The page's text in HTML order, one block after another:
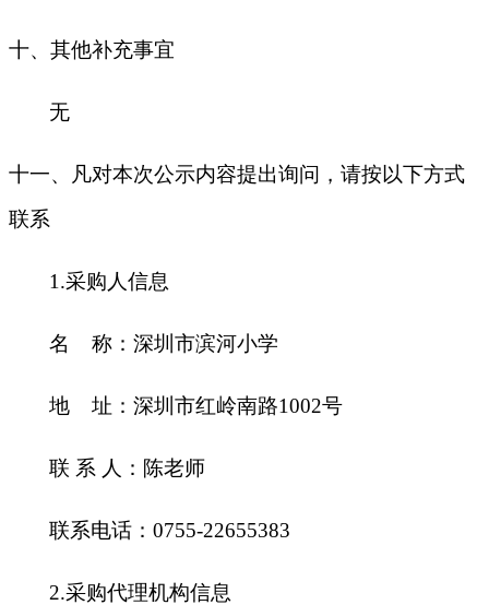
十、其他补充事宜
无
十一、凡对本次公示内容提出询问，请按以下方式
联系
1.采购人信息
名 称：深圳市滨河小学
地 址：深圳市红岭南路1002号
联 系 人：陈老师
联系电话：0755-22655383
2.采购代理机构信息